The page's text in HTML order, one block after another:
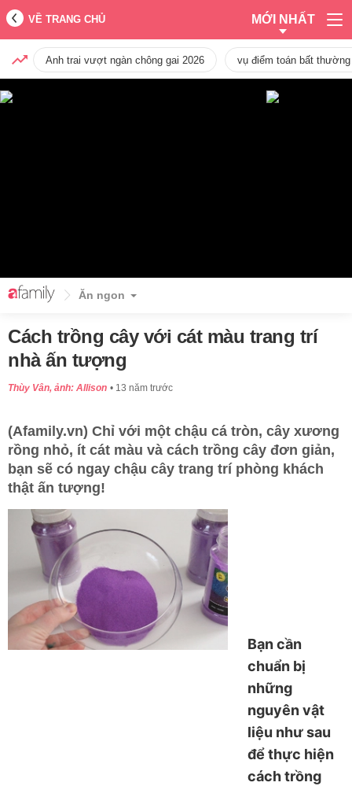
VỀ TRANG CHỦ MỚI NHẤT
Anh trai vượt ngàn chông gai 2026 vụ điểm toán bất
Ăn ngon
Cách trồng cây với cát màu trang trí
nhà ấn tượng
Thùy Vân, ảnh: Allison 13 năm trước
(Afamily.vn) Chỉ với một chậu cá tròn, cây xương
rồng nhỏ, ít cát màu và cách trồng cây đơn giản,
bạn sẽ có ngay chậu cây trang trí phòng khách
thật ấn tượng!
Bạn cần
chuẩn bị
những
nguyên vật
liệu như sau
để thực hiện
cách trồng